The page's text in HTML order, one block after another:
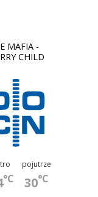
MAFIA -
CHILD
°C
pojutrze
30°C